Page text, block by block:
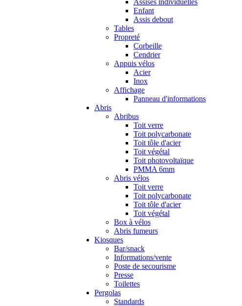
Assises individuelles
Enfant
Assis debout
Tables
Propreté
Corbeille
Cendrier
Appuis vélos
Acier
Inox
Affichage
Panneau d'informations
Abris
Abribus
Toit verre
Toit polycarbonate
Toit tôle d'acier
Toit végétal
Toit photovoltaïque
PMMA 6mm
Abris vélos
Toit verre
Toit polycarbonate
Toit tôle d'acier
Toit végétal
Box à vélos
Abris fumeurs
Kiosques
Bar/snack
Informations/vente
Poste de secourisme
Presse
Toilettes
Pergolas
Standards